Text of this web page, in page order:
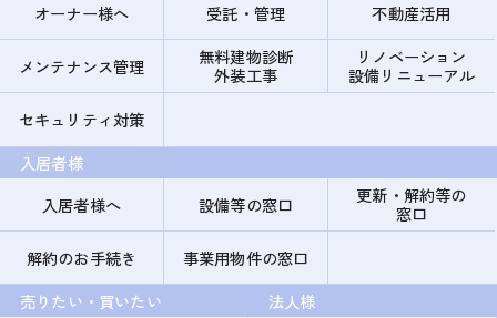
オーナー様へ
受託・管理 不動産活用
メンテナンス管理
無料建物診断
外装工事
リノベーション
設備リニューアル
セキュリティ対策
入居者様
入居者様へ
設備等の窓口
更新・解約等の
窓口
解約のお手続き
事業用物件の窓口
売りたい・買いたい
法人様